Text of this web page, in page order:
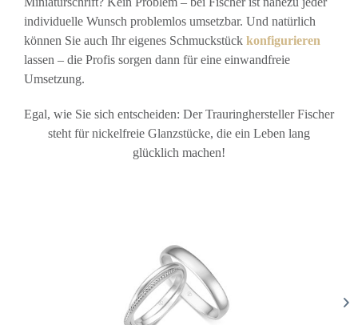
individuelle Wunsch problemlos umsetzbar. Und natürlich
können Sie auch Ihr eigenes Schmuckstück konfigurieren
lassen – die Profis sorgen dann für eine einwandfreie
Umsetzung.
Egal, wie Sie sich entscheiden: Der Trauringhersteller Fischer
steht für nickelfreie Glanzstücke, die ein Leben lang
glücklich machen!